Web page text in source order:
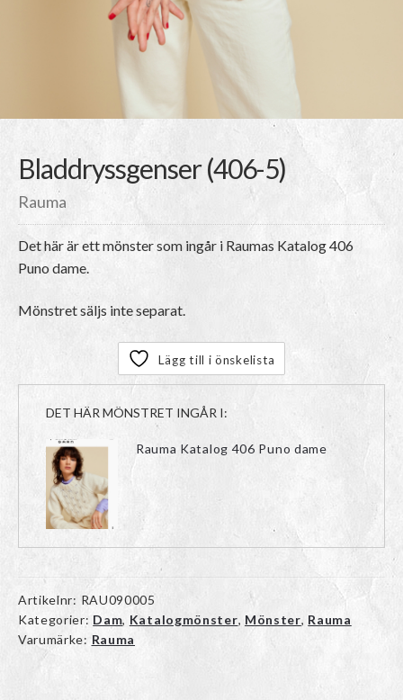
Bladdryssgenser (406-5)
Rauma
Det här är ett mönster som ingår i Raumas Katalog 406
Puno dame.
Mönstret säljs inte separat.
Lägg till i önskelista
DET HÄR MÖNSTRET INGÅR I:
Rauma Katalog 406 Puno dame
Artikelnr: RAU090005
Kategorier: Dam, Katalogmönster, Mönster, Rauma
Varumärke: Rauma